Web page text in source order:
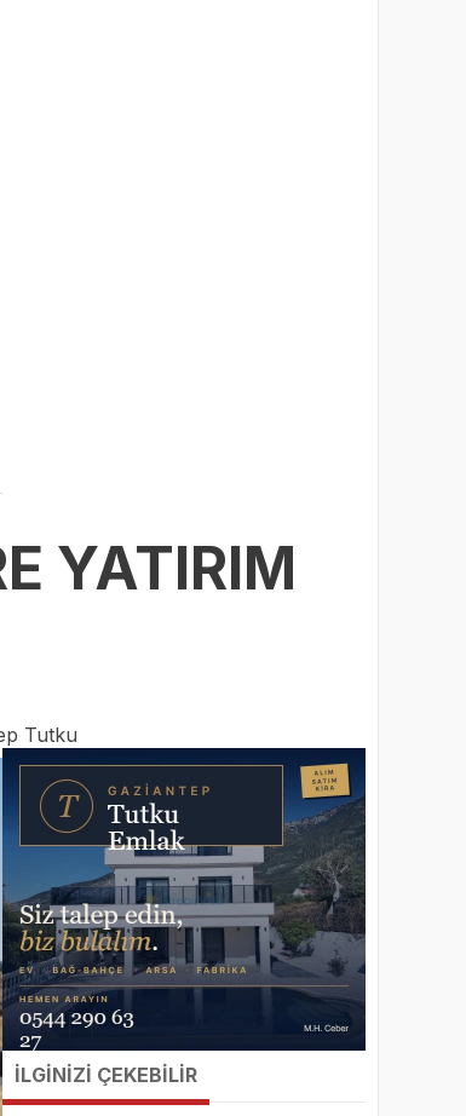
YATIRIM
Tutku
İLGİNİZİ ÇEKEBİLİR